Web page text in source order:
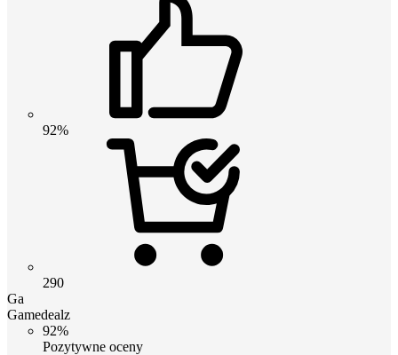
92%
290
Ga
Gamedealz
92%
Pozytywne oceny